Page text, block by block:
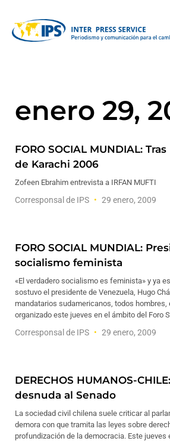
enero 29,
FORO SOCIAL MUNDIAL:
de Karachi 2006
Zofeen Ebrahim entrevista a IRFAN MUFTI
Corresponsal de IPS 29 enero, 2009
FORO SOCIAL MUNDIAL:
socialismo feminista
«El verdadero socialismo es feminista» y ya
sostuvo el presidente de Venezuela, Hugo
mandatarios sudamericanos, todos hombres,
organizado este jueves en el ámbito del Foro
Corresponsal de IPS 29 enero, 2009
DERECHOS HUMANOS-
desnuda al Senado
La sociedad civil chilena suele criticar al
demora con que tramita las leyes sobre
profundización de la democracia. Este jueves